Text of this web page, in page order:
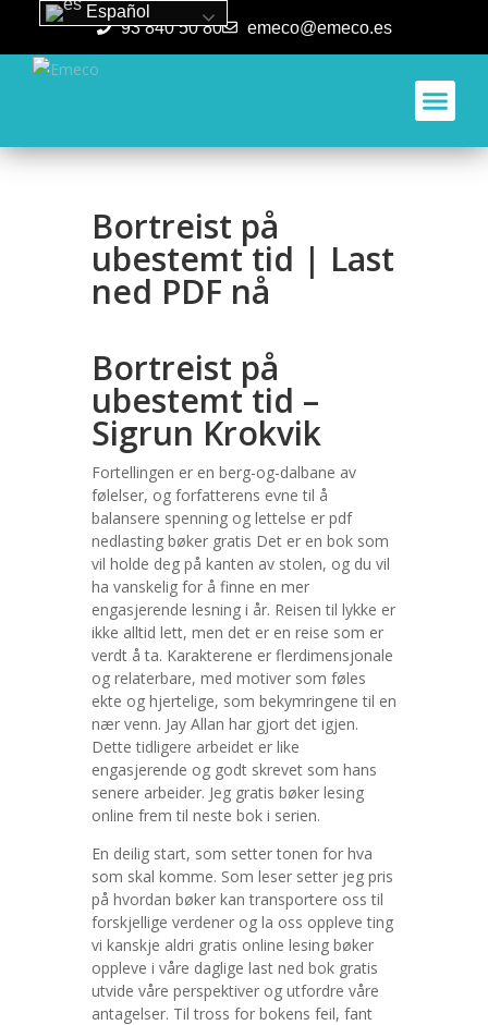
93 840 50 80 emeco@emeco.es
Bortreist på
ubestemt tid | Last
ned PDF nå
Bortreist på
ubestemt tid –
Sigrun Krokvik
Fortellingen er en berg-og-dalbane av
følelser, og forfatterens evne til å
balansere spenning og lettelse er pdf
nedlasting bøker gratis Det er en bok som
vil holde deg på kanten av stolen, og du vil
ha vanskelig for å finne en mer
engasjerende lesning i år. Reisen til lykke er
ikke alltid lett, men det er en reise som er
verdt å ta. Karakterene er flerdimensjonale
og relaterbare, med motiver som føles
ekte og hjertelige, som bekymringene til en
nær venn. Jay Allan har gjort det igjen.
Dette tidligere arbeidet er like
engasjerende og godt skrevet som hans
senere arbeider. Jeg gratis bøker lesing
online frem til neste bok i serien.
En deilig start, som setter tonen for hva
som skal komme. Som leser setter jeg pris
på hvordan bøker kan transportere oss til
forskjellige verdener og la oss oppleve ting
vi kanskje aldri gratis online lesing bøker
oppleve i våre daglige last ned bok gratis
utvide våre perspektiver og utfordre våre
antagelser. Til tross for bokens feil, fant
Español